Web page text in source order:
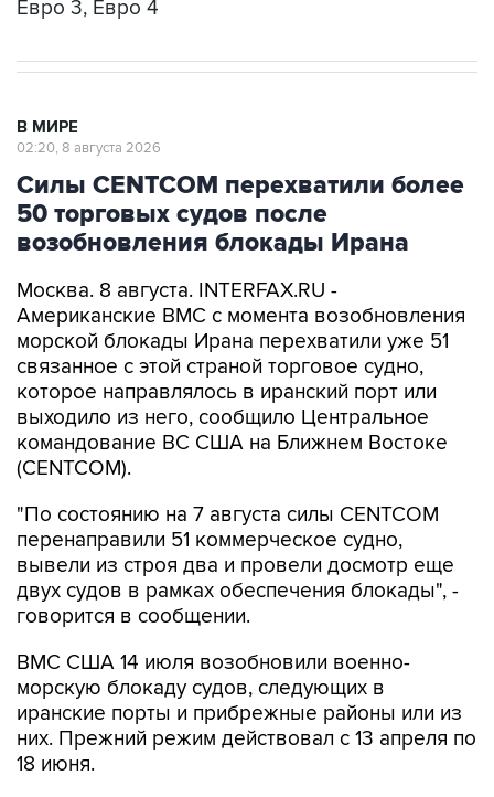
Евро 3, Евро 4
В МИРЕ
02:20, 8 августа 2026
Силы CENTCOM перехватили более
50 торговых судов после
возобновления блокады Ирана
Москва. 8 августа. INTERFAX.RU -
Американские ВМС с момента возобновления
морской блокады Ирана перехватили уже 51
связанное с этой страной торговое судно,
которое направлялось в иранский порт или
выходило из него, сообщило Центральное
командование ВС США на Ближнем Востоке
(CENTCOM).
"По состоянию на 7 августа силы CENTCOM
перенаправили 51 коммерческое судно,
вывели из строя два и провели досмотр еще
двух судов в рамках обеспечения блокады", -
говорится в сообщении.
ВМС США 14 июля возобновили военно-
морскую блокаду судов, следующих в
иранские порты и прибрежные районы или из
них. Прежний режим действовал с 13 апреля по
18 июня.